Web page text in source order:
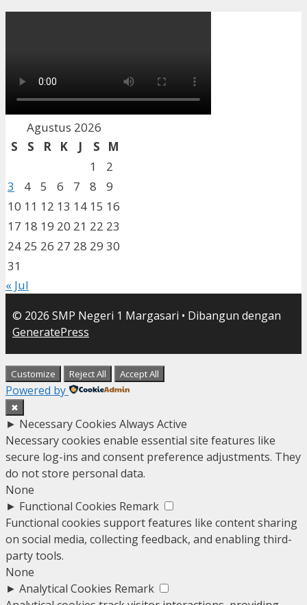
Agustus 2026
S
S R K J S
M
1
2
3
4 5 6 7 8
9
10 11 12 13 14 15 16
17 18 19 20 21 22 23
24 25 26 27 28 29 30
31
« Jul
© 2026 SMP Negeri 1 Margasari • Dibangun dengan
GeneratePress
Customize Reject All Accept All
Powered by
✖
► Necessary Cookies Always Active
Necessary cookies enable essential site features like
secure log-ins and consent preference adjustments. They
do not store personal data.
None
► Functional Cookies Remark
Functional cookies support features like content sharing
on social media, collecting feedback, and enabling third-
party tools.
None
► Analytical Cookies Remark